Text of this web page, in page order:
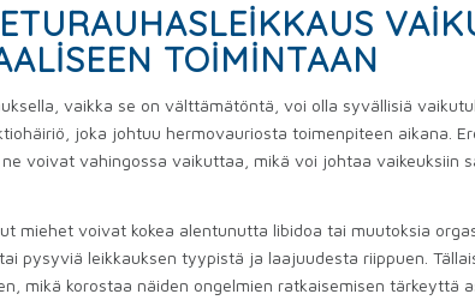
TOIMINTAAN
vaikka se on välttämätöntä, voi olla syvällisiä
joka johtuu hermovauriosta toimenpiteen aikana.
voivat vahingossa vaikuttaa, mikä voi johtaa vaikeuksiin
miehet voivat kokea alentunutta libidoa tai muutoksia
pysyviä leikkauksen tyypistä ja laajuudesta riippuen.
mikä korostaa näiden ongelmien ratkaisemisen tärkeyttä